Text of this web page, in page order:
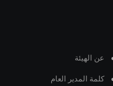
عن الهيئة
كلمة المدير العام